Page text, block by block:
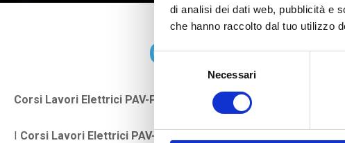
di analisi dei dati web, pubblicità e
che hanno raccolto dal tuo utilizzo
Selezione
Necessari
Corsi lavori
Corsi Lavori Elettrici PAV-PES: Abilitazione e Sicurezza per
I Corsi Lavori Elettrici PAV-PES